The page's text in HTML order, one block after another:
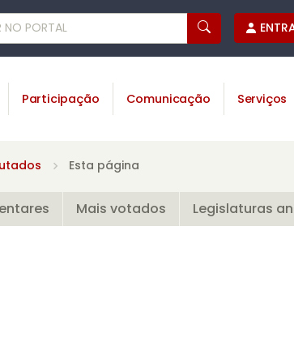
Participação Comunicação Serviços
Esta página
Mais votados Legislaturas